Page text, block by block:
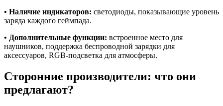
• Наличие индикаторов: светодиоды, показывающие уровень
заряда каждого геймпада.
• Дополнительные функции: встроенное место для
наушников, поддержка беспроводной зарядки для
аксессуаров, RGB-подсветка для атмосферы.
Сторонние производители: что они
предлагают?